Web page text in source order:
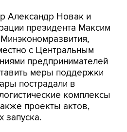
Александр Новак и
президента Максим
Минэкономразвития,
с Центральным
предпринимателей
меры поддержки
пострадали в
комплексы
проекты актов,
запуска.